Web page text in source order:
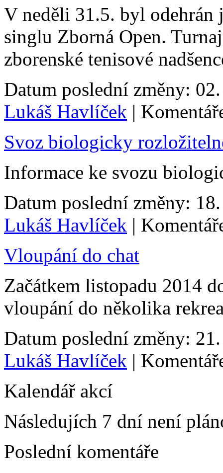
V neděli 31.5. byl
singlu Zborná Open.
zborenské tenisové
Datum poslední změny:
Lukáš Havlíček |
Svoz biologicky
Informace ke svozu
Datum poslední změny:
Lukáš Havlíček |
Vloupání do chat
Začátkem listopadu 2014
vloupání do několika
Datum poslední změny:
Lukáš Havlíček |
Kalendář akcí
Následujích 7 dní není
Poslední komentáře